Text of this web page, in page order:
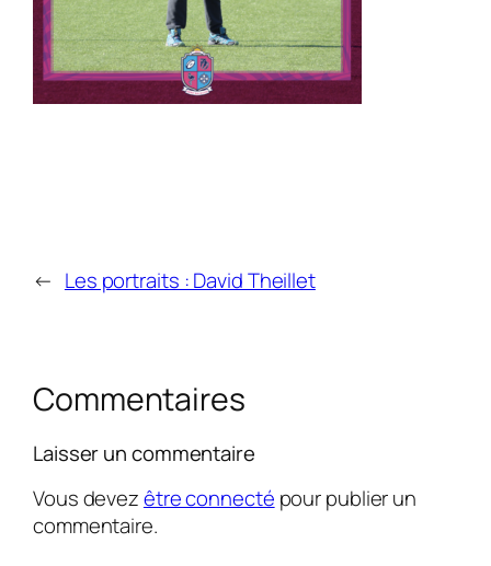
← Les portraits : David Theillet
Commentaires
Laisser un commentaire
Vous devezêtre connecté pour publier un
commentaire.